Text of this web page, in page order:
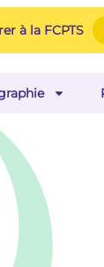
à la FCPTS